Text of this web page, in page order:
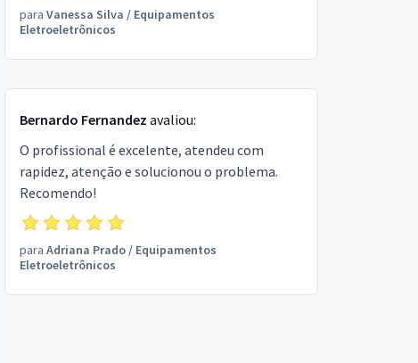
para Vanessa Silva / Equipamentos
Eletroeletrônicos
Bernardo Fernandez avaliou:
O profissional é excelente, atendeu com
rapidez, atenção e solucionou o problema.
Recomendo!
para Adriana Prado/ Equipamentos
Eletroeletrônicos